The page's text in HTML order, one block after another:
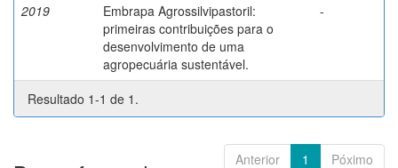
2019
Embrapa Agrossilvipastoril:
primeiras contribuições para o
desenvolvimento de uma
agropecuária sustentável.
-
Resultado 1-1 de 1.
Anterior 1 Póximo